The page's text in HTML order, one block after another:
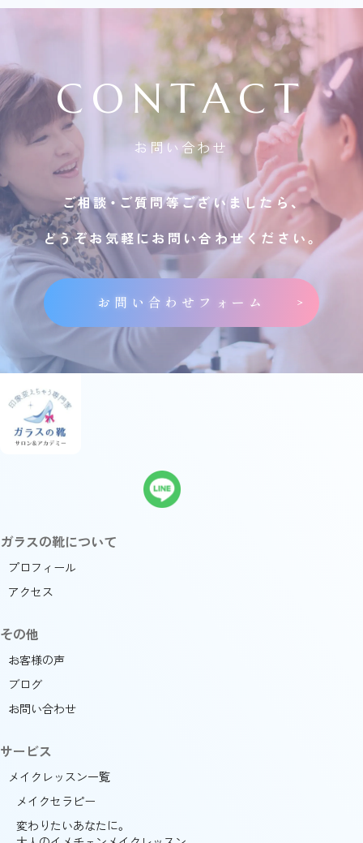
CONTACT
お問い合わせ
ご相談・ご質問等ございましたら、
どうぞお気軽にお問い合わせください。
お問い合わせフォーム
ガラスの靴について
プロフィール
アクセス
その他
お客様の声
ブログ
お問い合わせ
サービス
メイクレッスン一覧
メイクセラピー
変わりたいあなたに。